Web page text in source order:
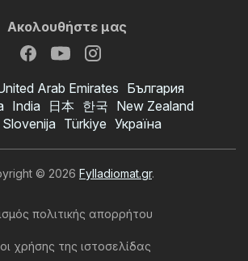
Ακολουθήστε μας
Arab Emirates България
India 日本 한국 New Zealand
Slovenija Türkiye Україна
© 2026 Fylladiomat.gr.
πολιτικής απορρήτου
χρήσης της ιστοσελίδας